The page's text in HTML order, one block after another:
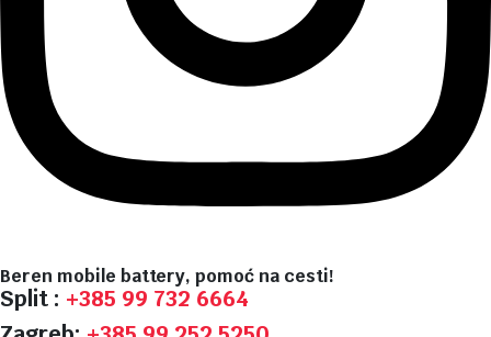
Beren mobile battery, pomoć na cesti!
Split : +385 99 732 6664